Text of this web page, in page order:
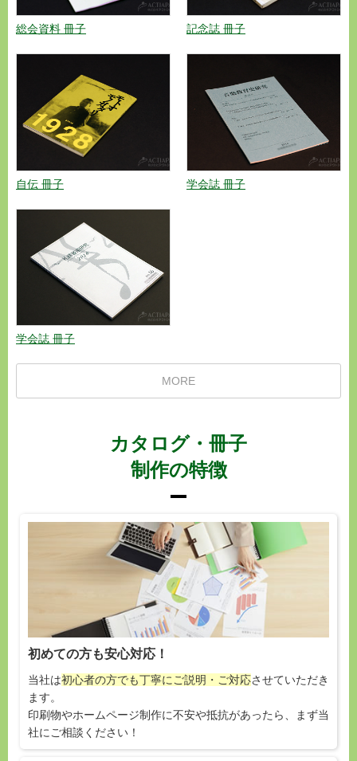
総会資料 冊子 記念誌 冊子
自伝 冊子 学会誌 冊子
学会誌 冊子
MORE
カタログ・冊子
制作の特徴
初めての方も安心対応！
当社は初心者の方でも丁寧にご説明・ご対応させていただき
ます。
印刷物やホームページ制作に不安や抵抗があったら、まず当
社にご相談ください！